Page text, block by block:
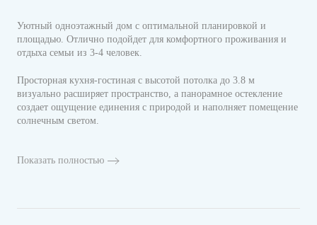
Уютный одноэтажный дом с оптимальной планировкой и
площадью. Отлично подойдет для комфортного проживания и
отдыха семьи из 3-4 человек.
Просторная кухня-гостиная с высотой потолка до 3.8 м
визуально расширяет пространство, а панорамное остекление
создает ощущение единения с природой и наполняет помещение
солнечным светом.
Показать полностью